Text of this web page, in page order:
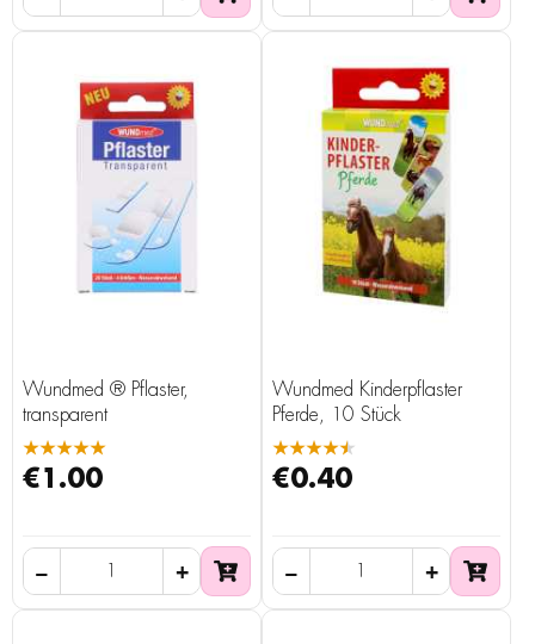
Wundmed ® Pflaster,
transparent
★★★★★
€1.00
Wundmed Kinderpflaster
Pferde, 10 Stück
★★★★★
€0.40